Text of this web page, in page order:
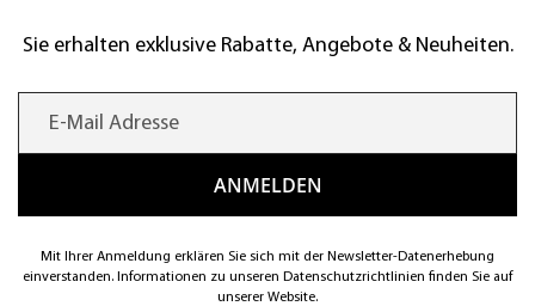
Sie erhalten exklusive Rabatte, Angebote & Neuheiten.
Mit Ihrer Anmeldung erklären Sie sich mit der Newsletter-Datenerhebung
einverstanden. Informationen zu unseren Datenschutzrichtlinien finden Sie auf
unserer Website.